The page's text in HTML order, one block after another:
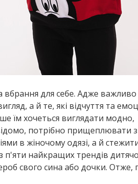
вбрання для себе. Адже важливо
а й те, які відчуття та
їм хочеться виглядати модно,
потрібно прищеплювати
в жіночому одязі, а й
п'яти найкращих трендів
свого сина або дочки. Отже,